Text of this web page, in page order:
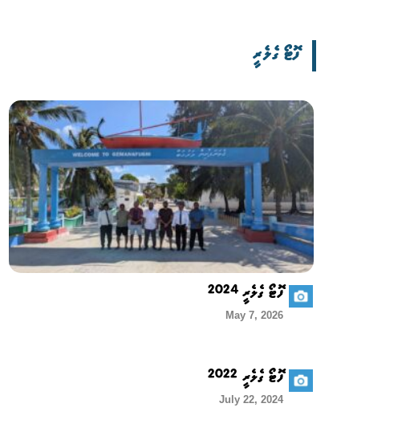
ފޮޓޯ ގެލެރީ
ފޮޓޯ ގެލެރީ 2024
May 7, 2026
ފޮޓޯ ގެލެރީ 2022
July 22, 2024